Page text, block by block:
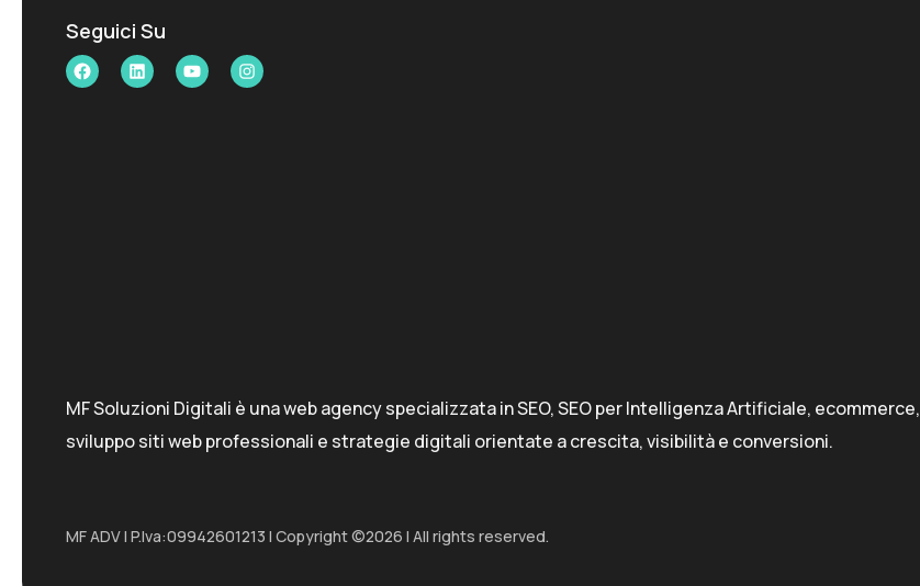
Seguici Su
Facebook
LinkedIn
YouTubeInstagram
MF Soluzioni Digitali è una web agency specializzata in SEO, SEO per Intelligenza Artificiale, ecommerce,
sviluppo siti web professionali e strategie digitali orientate a crescita, visibilità e conversioni.
MF ADV I P.Iva:09942601213 I Copyright ©2026 I All rights reserved.